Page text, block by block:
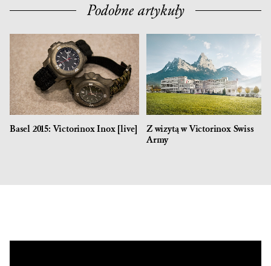
Podobne artykuły
Basel 2015: Victorinox Inox [live]
Z wizytą w Victorinox Swiss
Army